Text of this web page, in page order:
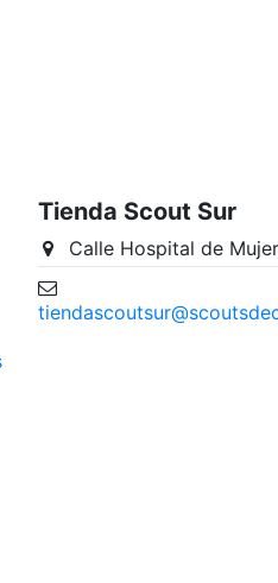
Tienda Scout Sur
Calle Hospital de